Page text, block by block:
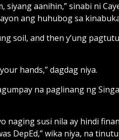
aanihin,” sinabi ni
ang huhubog sa
soil, and then y’ung
hands,” dagdag niya.
na paglinang ng
naging susi nila ay hindi
DepEd,” wika niya, na